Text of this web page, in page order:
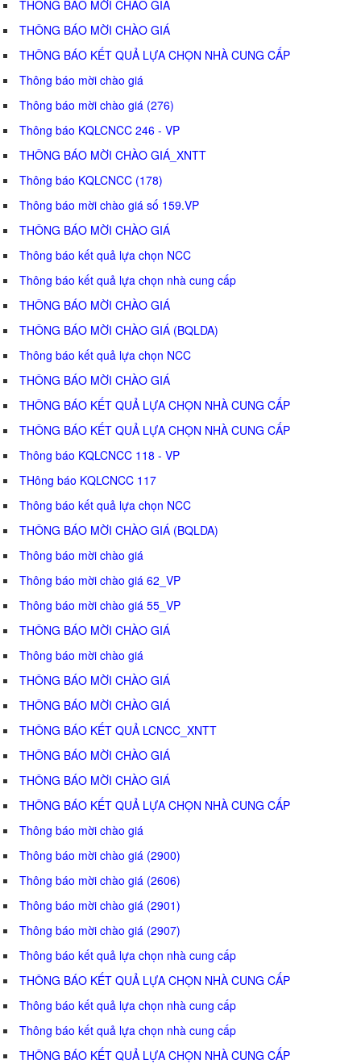
THÔNG BÁO MỜI CHÀO GIÁ
THÔNG BÁO MỜI CHÀO GIÁ
THÔNG BÁO KẾT QUẢ LỰA CHỌN NHÀ CUNG CẤP
Thông báo mời chào giá
Thông báo mời chào giá (276)
Thông báo KQLCNCC 246 - VP
THÔNG BÁO MỜI CHÀO GIÁ_XNTT
Thông báo KQLCNCC (178)
Thông báo mời chào giá số 159.VP
THÔNG BÁO MỜI CHÀO GIÁ
Thông báo kết quả lựa chọn NCC
Thông báo kết quả lựa chọn nhà cung cấp
THÔNG BÁO MỜI CHÀO GIÁ
THÔNG BÁO MỜI CHÀO GIÁ (BQLDA)
Thông báo kết quả lựa chọn NCC
THÔNG BÁO MỜI CHÀO GIÁ
THÔNG BÁO KẾT QUẢ LỰA CHỌN NHÀ CUNG CẤP
THÔNG BÁO KẾT QUẢ LỰA CHỌN NHÀ CUNG CẤP
Thông báo KQLCNCC 118 - VP
THông báo KQLCNCC 117
Thông báo kết quả lựa chọn NCC
THÔNG BÁO MỜI CHÀO GIÁ (BQLDA)
Thông báo mời chào giá
Thông báo mời chào giá 62_VP
Thông báo mời chào giá 55_VP
THÔNG BÁO MỜI CHÀO GIÁ
Thông báo mời chào giá
THÔNG BÁO MỜI CHÀO GIÁ
THÔNG BÁO MỜI CHÀO GIÁ
THÔNG BÁO KẾT QUẢ LCNCC_XNTT
THÔNG BÁO MỜI CHÀO GIÁ
THÔNG BÁO MỜI CHÀO GIÁ
THÔNG BÁO KẾT QUẢ LỰA CHỌN NHÀ CUNG CẤP
Thông báo mời chào giá
Thông báo mời chào giá (2900)
Thông báo mời chào giá (2606)
Thông báo mời chào giá (2901)
Thông báo mời chào giá (2907)
Thông báo kết quả lựa chọn nhà cung cấp
THÔNG BÁO KẾT QUẢ LỰA CHỌN NHÀ CUNG CẤP
Thông báo kết quả lựa chọn nhà cung cấp
Thông báo kết quả lựa chọn nhà cung cấp
THÔNG BÁO KẾT QUẢ LỰA CHỌN NHÀ CUNG CẤP